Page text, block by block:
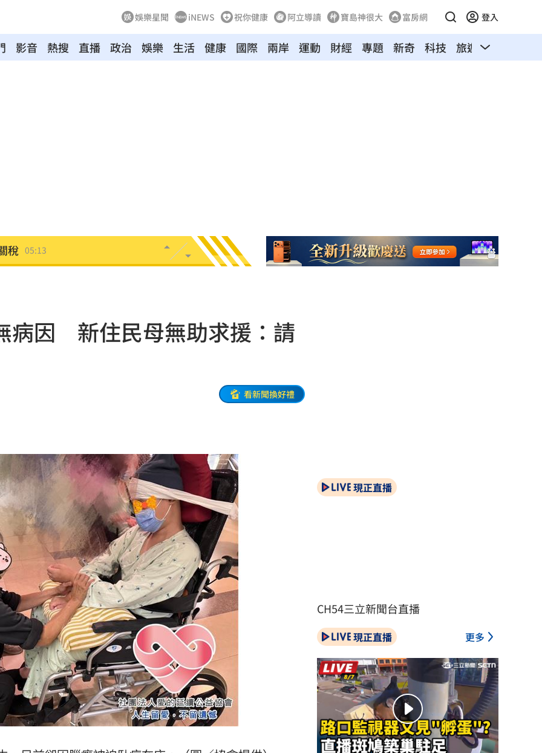
娛樂星聞 iNEWS 祝你健康 阿立導讀 寶島神很大 富房網 登入
影音 熱搜 直播 政治 娛樂 生活 健康 國際 兩岸 運動 財經 專題 新奇 科技 旅遊 汽車
06:08
04:20
03:06
01:45
01:20
12:00
12:00
10:30
病因 新住民母無助求援：請
看新聞換好禮
現正直播
CH54三立新聞台直播
現正直播 更多